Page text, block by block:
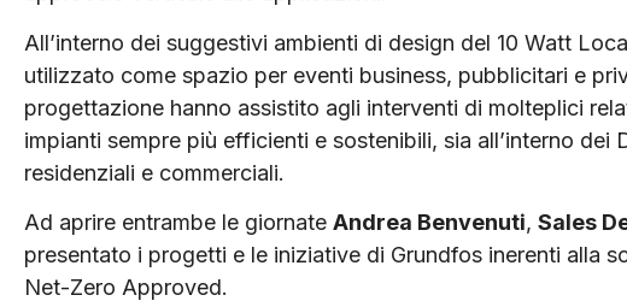
All’interno dei suggestivi ambienti di design del 10 Watt
utilizzato come spazio per eventi business, pubblicitari e
progettazione hanno assistito agli interventi di molteplici
impianti sempre più efficienti e sostenibili, sia all’interno
residenziali e commerciali.
Ad aprire entrambe le giornate Andrea Benvenuti, Sales
presentato i progetti e le iniziative di Grundfos inerenti alla
Net-Zero Approved.